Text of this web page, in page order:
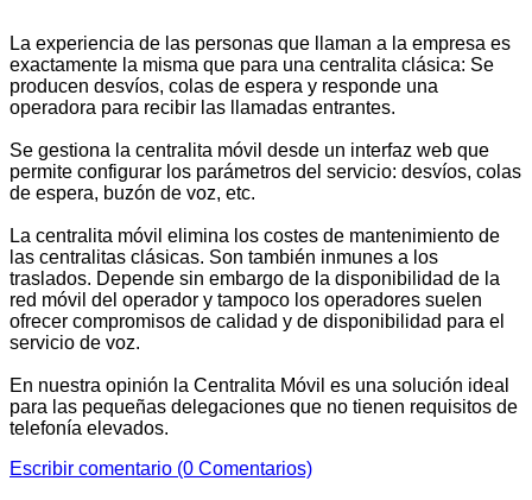
La experiencia de las personas que llaman a la empresa es
exactamente la misma que para una centralita clásica: Se
producen desvíos, colas de espera y responde una
operadora para recibir las llamadas entrantes.
Se gestiona la centralita móvil desde un interfaz web que
permite configurar los parámetros del servicio: desvíos, colas
de espera, buzón de voz, etc.
La centralita móvil elimina los costes de mantenimiento de
las centralitas clásicas. Son también inmunes a los
traslados. Depende sin embargo de la disponibilidad de la
red móvil del operador y tampoco los operadores suelen
ofrecer compromisos de calidad y de disponibilidad para el
servicio de voz.
En nuestra opinión la Centralita Móvil es una solución ideal
para las pequeñas delegaciones que no tienen requisitos de
telefonía elevados.
Escribir comentario (0 Comentarios)